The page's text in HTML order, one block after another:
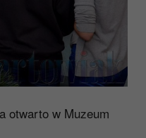
otwarto w Muzeum